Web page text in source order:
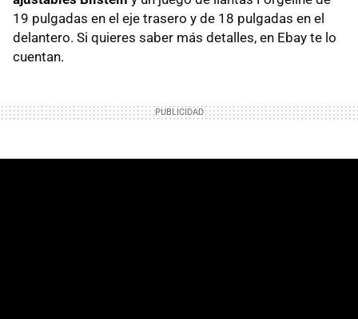
19 pulgadas en el eje trasero y de 18 pulgadas en el
delantero. Si quieres saber más detalles, en Ebay te lo
cuentan.